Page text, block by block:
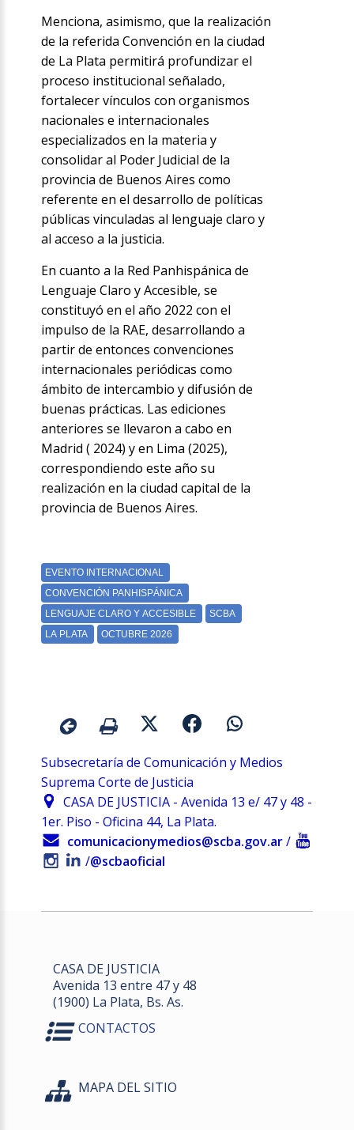
Menciona, asimismo, que la realización
de la referida Convención en la ciudad
de La Plata permitirá profundizar el
proceso institucional señalado,
fortalecer vínculos con organismos
nacionales e internacionales
especializados en la materia y
consolidar al Poder Judicial de la
provincia de Buenos Aires como
referente en el desarrollo de políticas
públicas vinculadas al lenguaje claro y
al acceso a la justicia.
En cuanto a la Red Panhispánica de
Lenguaje Claro y Accesible, se
constituyó en el año 2022 con el
impulso de la RAE, desarrollando a
partir de entonces convenciones
internacionales periódicas como
ámbito de intercambio y difusión de
buenas prácticas. Las ediciones
anteriores se llevaron a cabo en
Madrid ( 2024) y en Lima (2025),
correspondiendo este año su
realización en la ciudad capital de la
provincia de Buenos Aires.
Subsecretaría de Comunicación y Medios
Suprema Corte de Justicia
CASA DE JUSTICIA - Avenida 13 e/ 47 y 48 -
1er. Piso - Oficina 44, La Plata.
comunicacionymedios@scba.gov.ar /
/@scbaoficial
CASA DE JUSTICIA
Avenida 13 entre 47 y 48
(1900) La Plata, Bs. As.
CONTACTOS
MAPA DEL SITIO